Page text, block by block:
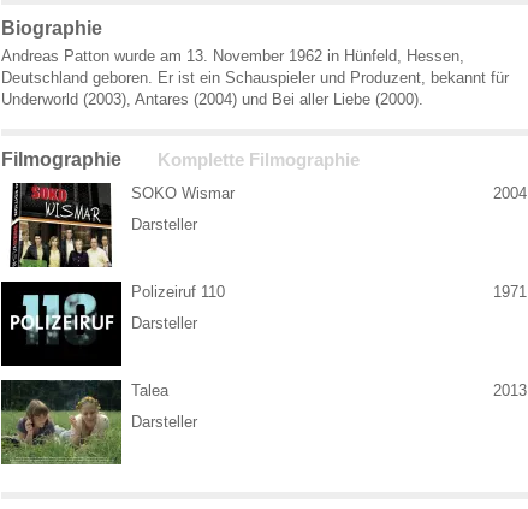
Biographie
Andreas Patton wurde am 13. November 1962 in Hünfeld, Hessen,
Deutschland geboren. Er ist ein Schauspieler und Produzent, bekannt für
Underworld (2003), Antares (2004) und Bei aller Liebe (2000).
Filmographie Komplette Filmographie
SOKO Wismar
Darsteller
2004
Polizeiruf 110
Darsteller
1971
Talea
Darsteller
2013